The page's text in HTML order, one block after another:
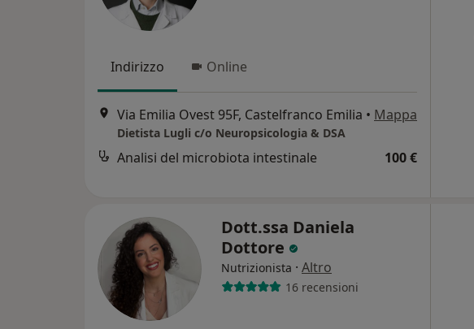
Indirizzo Online
Via Emilia Ovest 95F, Castelfranco Emilia • Mappa
Dietista Lugli c/o Neuropsicologia & DSA
Analisi del microbiota intestinale 100 €
Dott.ssa Daniela
Dottore
Nutrizionista · Altro
16 recensioni